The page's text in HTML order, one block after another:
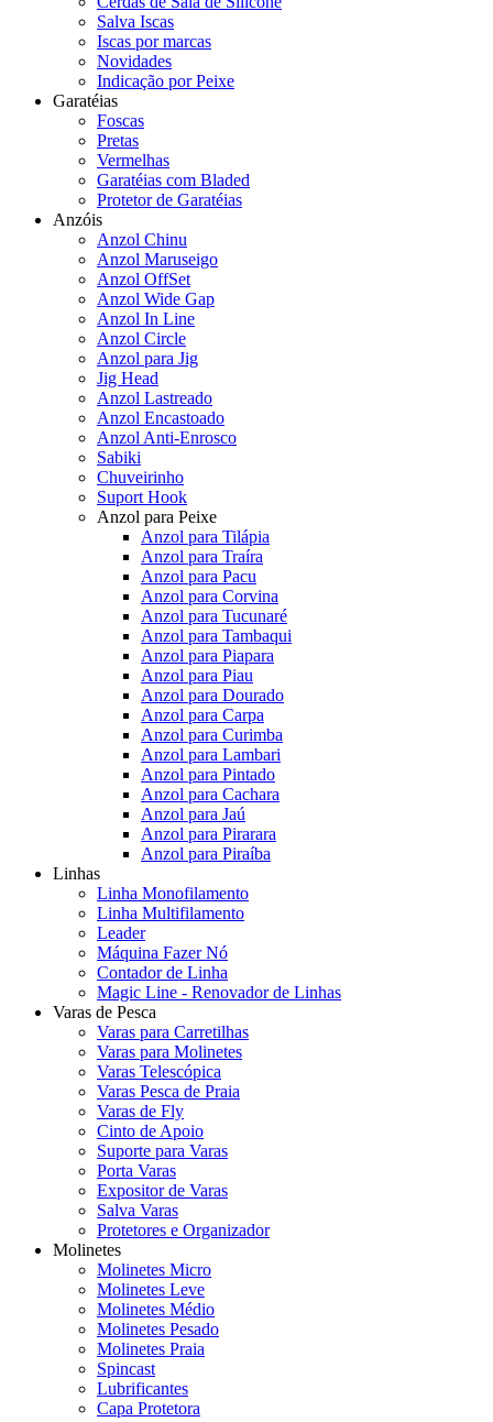
Salva Iscas
Iscas por marcas
Novidades
Indicação por Peixe
Garatéias
Foscas
Pretas
Vermelhas
Garatéias com Bladed
Protetor de Garatéias
Anzóis
Anzol Chinu
Anzol Maruseigo
Anzol OffSet
Anzol Wide Gap
Anzol In Line
Anzol Circle
Anzol para Jig
Jig Head
Anzol Lastreado
Anzol Encastoado
Anzol Anti-Enrosco
Sabiki
Chuveirinho
Suport Hook
Anzol para Peixe
Anzol para Tilápia
Anzol para Traíra
Anzol para Pacu
Anzol para Corvina
Anzol para Tucunaré
Anzol para Tambaqui
Anzol para Piapara
Anzol para Piau
Anzol para Dourado
Anzol para Carpa
Anzol para Curimba
Anzol para Lambari
Anzol para Pintado
Anzol para Cachara
Anzol para Jaú
Anzol para Pirarara
Anzol para Piraíba
Linhas
Linha Monofilamento
Linha Multifilamento
Leader
Máquina Fazer Nó
Contador de Linha
Magic Line - Renovador de Linhas
Varas de Pesca
Varas para Carretilhas
Varas para Molinetes
Varas Telescópica
Varas Pesca de Praia
Varas de Fly
Cinto de Apoio
Suporte para Varas
Porta Varas
Expositor de Varas
Salva Varas
Protetores e Organizador
Molinetes
Molinetes Micro
Molinetes Leve
Molinetes Médio
Molinetes Pesado
Molinetes Praia
Spincast
Lubrificantes
Capa Protetora